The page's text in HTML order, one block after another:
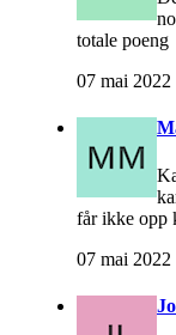
totale poeng
07 mai 2022
får ikke opp
07 mai 2022